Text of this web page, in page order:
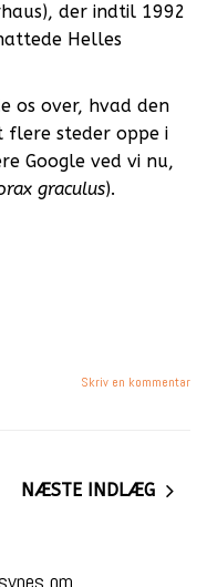
der indtil 1992
Helles
os over, hvad den
flere steder oppe i
Google ved vi nu,
graculus).
Skriv en kommentar
NÆSTE INDLÆG